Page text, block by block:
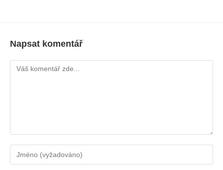
Napsat komentář